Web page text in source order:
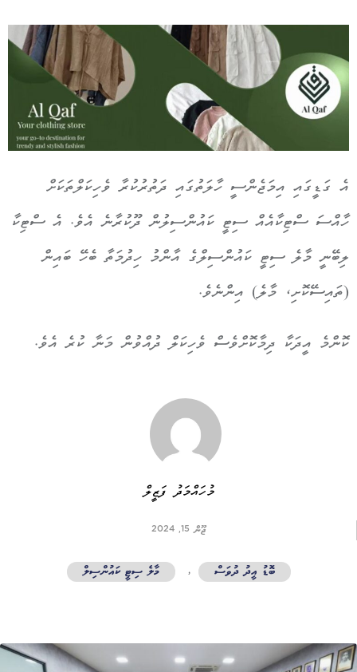
އެ ގަޑީގައި އިމަޖެންސީ ހާލަތުގައި ދަތުރުކުރާ ވެހިކަލްތަކަށް
ހާއްސަ ސްޓިކާއެއް ސިޓީ ކައުންސިލުން ދޫކުރާނެ އެވެ. އެ ސްޓިކާ
ލިބޭނީ މާލެ ސިޓީ ކައުންސިލްގެ އާންމު ހިދުމަތާ ބެހޭ ބައިން
(ތައިސޭކޮށި، މާލެ) އިންނެވެ.
ކޮންމެ އީދަކާ ދިމާކޮށްވެސް ވެހިކަލް ދުއްވުން މަނާ ކުރެ އެވެ.
މުހައްމަދު ފަޒީލް
ޖޫން 15, 2024
ބޮޑު އީދު ދުވަސް , މާލެ ސިޓީ ކައުންސިލް